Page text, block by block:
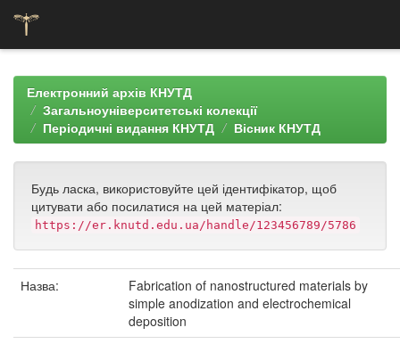
navigationЕлектронний архів КНУТД
Загальноуніверситетські колекції
Періодичні видання КНУТД
Вісник КНУТД
Будь ласка, використовуйте цей ідентифікатор, щоб
цитувати або посилатися на цей матеріал:
https://er.knutd.edu.ua/handle/123456789/5786
Назва:
Fabrication of nanostructured materials by
simple anodization and electrochemical
deposition